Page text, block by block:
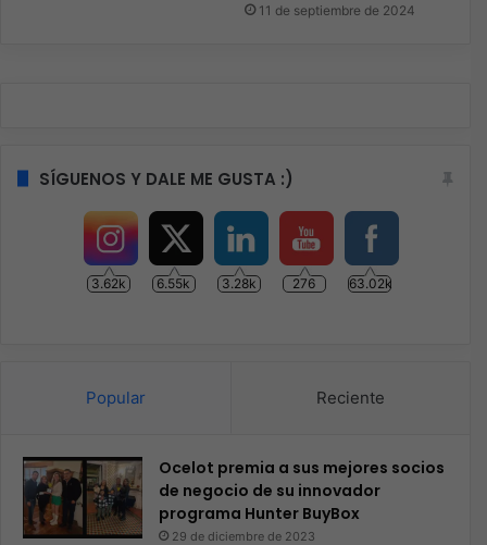
11 de septiembre de 2024
SÍGUENOS Y DALE ME GUSTA :)
3.62k 6.55k 3.28k 276 63.02k
Popular Reciente
Ocelot premia a sus mejores socios
de negocio de su innovador
programa Hunter BuyBox
29 de diciembre de 2023